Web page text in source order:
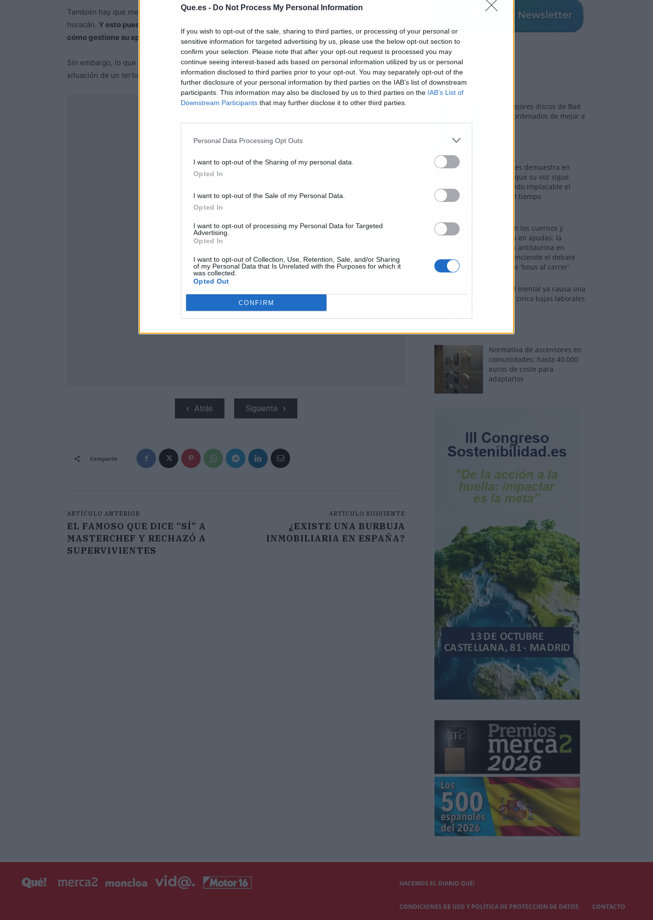
Que.es - Do Not Process My Personal Information
If you wish to opt-out of the sale, sharing to third parties, or processing of your personal or
sensitive information for targeted advertising by us, please use the below opt-out section to
confirm your selection. Please note that after your opt-out request is processed you may
continue seeing interest-based ads based on personal information utilized by us or personal
information disclosed to third parties prior to your opt-out. You may separately opt-out of the
further disclosure of your personal information by third parties on the IAB’s list of downstream
participants. This information may also be disclosed by us to third parties on the IAB’s List of
Downstream Participants that may further disclose it to other third parties.
Personal Data Processing Opt Outs
I want to opt-out of the Sharing of my personal data.
Opted In
I want to opt-out of the Sale of my Personal Data.
Opted In
I want to opt-out of processing my Personal Data for Targeted
Advertising.
Opted In
I want to opt-out of Collection, Use, Retention, Sale, and/or Sharing
of my Personal Data that Is Unrelated with the Purposes for which it
was collected.
Opted Out
CONFIRM
También hay que mencionar que nadie en las filas de Pedrerol se salva de estar en el ojo del
huracán. Y esto puede ser tanto para bien como para mal, todo depende del colaborador y de
cómo gestione su aparición en la tele.
Sin embargo, lo que ha estado generando polémicas en los últimos días tiene que ver con la
situación de un tertuliano en este show que no está siendo tan idílico para él.
Publicidad
Atrás Siguiente
Compartir
ARTÍCULO ANTERIOR
EL FAMOSO QUE DICE “SÍ” A
MASTERCHEF Y RECHAZÓ A
SUPERVIVIENTES
ARTÍCULO SIGUIENTE
¿EXISTE UNA BURBUJA
INMOBILIARIA EN ESPAÑA?
Los más vistos
Los 7 mejores discos de Bad
Bunny, ordenados de mejor a
Tom Jones demuestra en
Madrid que su voz sigue
desafiando implacable el
paso del tiempo
Fuego en los cuernos y
millones en ayudas: la
rebelión antitaurina en
Alfafar enciende el debate
sobre los 'bous al carrer'
La salud mental ya causa una
de cada cinco bajas laborales
Normativa de ascensores en
comunidades: hasta 40.000
euros de coste para
adaptarlos
HACEMOS EL DIARIO QUÉ!
CONDICIONES DE USO Y POLÍTICA DE PROTECCIÓN DE DATOS CONTACTO